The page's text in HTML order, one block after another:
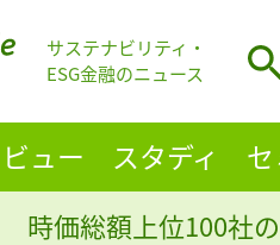
サステナビリティ・
ESG金融のニュース
ュー スタディ
時価総額上位100社